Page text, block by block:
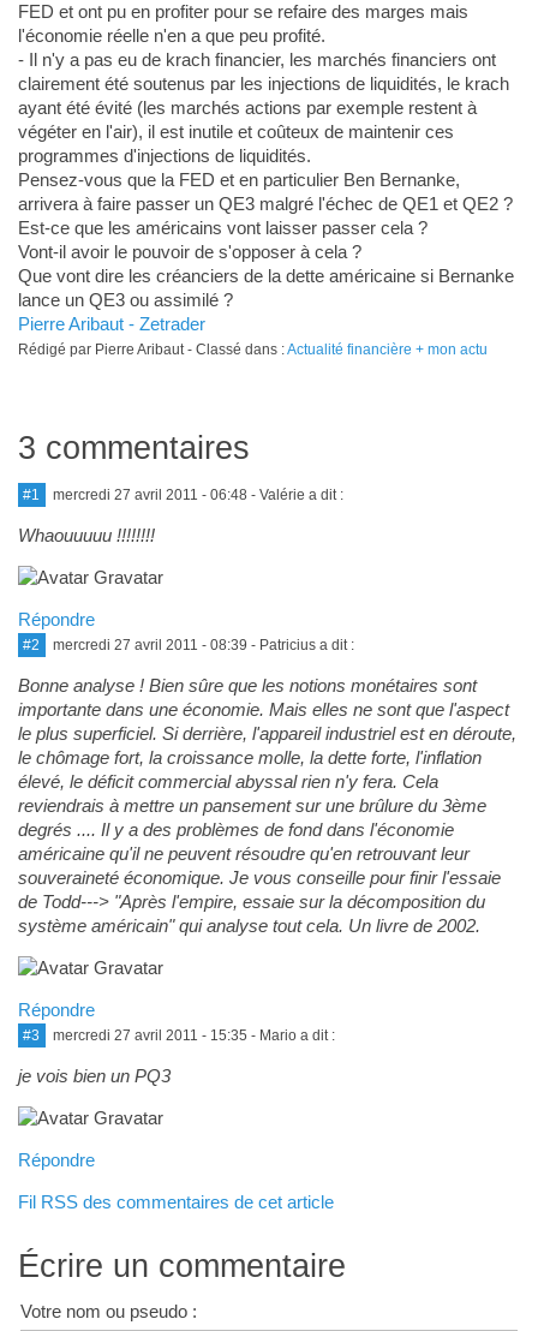
FED et ont pu en profiter pour se refaire des marges mais
l'économie réelle n'en a que peu profité.
- Il n'y a pas eu de krach financier, les marchés financiers ont
clairement été soutenus par les injections de liquidités, le krach
ayant été évité (les marchés actions par exemple restent à
végéter en l'air), il est inutile et coûteux de maintenir ces
programmes d'injections de liquidités.
Pensez-vous que la FED et en particulier Ben Bernanke,
arrivera à faire passer un QE3 malgré l'échec de QE1 et QE2 ?
Est-ce que les américains vont laisser passer cela ?
Vont-il avoir le pouvoir de s'opposer à cela ?
Que vont dire les créanciers de la dette américaine si Bernanke
lance un QE3 ou assimilé ?
Pierre Aribaut - Zetrader
Rédigé par Pierre Aribaut - Classé dans :Actualité financière + mon actu
3 commentaires
#1 mercredi 27 avril 2011 - 06:48 - Valérie a dit :
Whaouuuuu !!!!!!!!
Répondre
#2 mercredi 27 avril 2011 - 08:39 - Patricius a dit :
Bonne analyse ! Bien sûre que les notions monétaires sont
importante dans une économie. Mais elles ne sont que l'aspect
le plus superficiel. Si derrière, l'appareil industriel est en déroute,
le chômage fort, la croissance molle, la dette forte, l'inflation
élevé, le déficit commercial abyssal rien n'y fera. Cela
reviendrais à mettre un pansement sur une brûlure du 3ème
degrés .... Il y a des problèmes de fond dans l'économie
américaine qu'il ne peuvent résoudre qu'en retrouvant leur
souveraineté économique. Je vous conseille pour finir l'essaie
de Todd---> "Après l'empire, essaie sur la décomposition du
système américain" qui analyse tout cela. Un livre de 2002.
Répondre
#3 mercredi 27 avril 2011 - 15:35 - Mario a dit :
je vois bien un PQ3
Répondre
Fil RSS des commentaires de cet article
Écrire un commentaire
Votre nom ou pseudo :